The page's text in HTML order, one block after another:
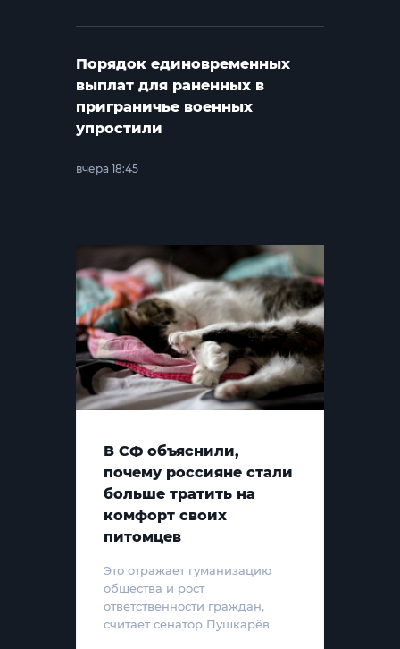
Порядок единовременных
выплат для раненных в
приграничье военных
упростили
вчера 18:45
В СФ объяснили,
почему россияне стали
больше тратить на
комфорт своих
питомцев
Это отражает гуманизацию
общества и рост
ответственности граждан,
считает сенатор Пушкарёв